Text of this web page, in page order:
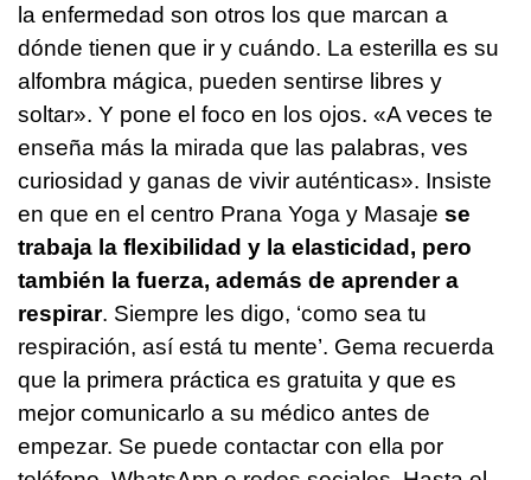
la enfermedad son otros los que marcan a
dónde tienen que ir y cuándo. La esterilla es su
alfombra mágica, pueden sentirse libres y
soltar». Y pone el foco en los ojos. «A veces te
enseña más la mirada que las palabras, ves
curiosidad y ganas de vivir auténticas». Insiste
en que en el centro Prana Yoga y Masaje se
trabaja la flexibilidad y la elasticidad, pero
también la fuerza, además de aprender a
respirar. Siempre les digo, ‘como sea tu
respiración, así está tu mente’. Gema recuerda
que la primera práctica es gratuita y que es
mejor comunicarlo a su médico antes de
empezar. Se puede contactar con ella por